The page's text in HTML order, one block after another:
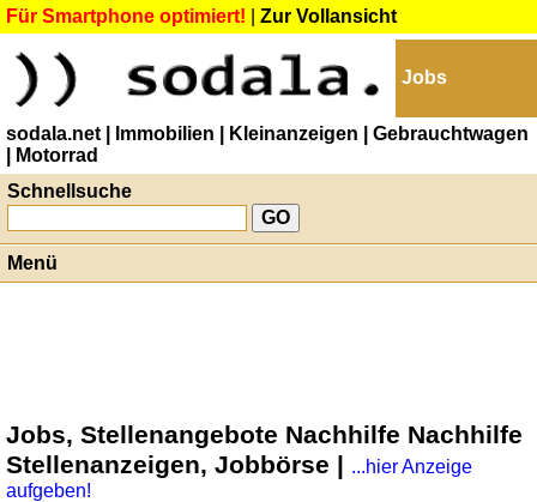
Für Smartphone optimiert! Zur Vollansicht
Jobs
sodala.net | Immobilien | Kleinanzeigen
| Gebrauchtwagen
| Motorrad
Schnellsuche
Menü
Jobs, Stellenangebote Nachhilfe Nachhilfe
Stellenanzeigen, Jobbörse | ...hier Anzeige
aufgeben!